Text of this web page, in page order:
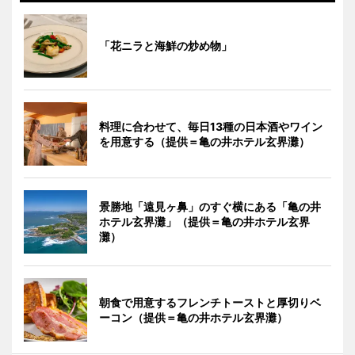
「花ニラと海鮮の炒め物」
料理に合わせて、毎日13種の日本酒やワイン
を用意する（提供＝亀の井ホテル玄界灘）
景勝地「遠見ヶ鼻」のすぐ横にある「亀の井
ホテル玄界灘」（提供＝亀の井ホテル玄界
灘）
朝食で用意するフレンチトーストと厚切りベ
ーコン（提供＝亀の井ホテル玄界灘）